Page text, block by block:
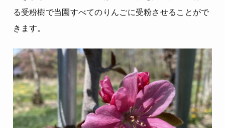
る受粉樹で当園すべてのりんごに受粉させることがで
きます。